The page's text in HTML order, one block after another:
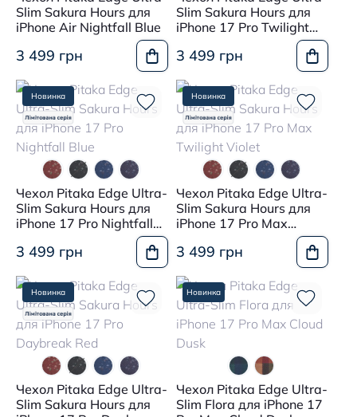
Slim Sakura Hours для
iPhone Air Nightfall Blue
3 499 грн
Slim Sakura Hours для
iPhone 17 Pro Twilight
3 499 грн
Новинка
Чехол Pitaka Edge Ultra-
Slim Sakura Hours для
iPhone 17 Pro Nightfall
3 499 грн
Новинка
Чехол Pitaka Edge Ultra-
Slim Sakura Hours для
iPhone 17 Pro Max
3 499 грн
Новинка
Чехол Pitaka Edge Ultra-
Slim Sakura Hours для
Новинка
Чехол Pitaka Edge Ultra-
Slim Flora для iPhone 17